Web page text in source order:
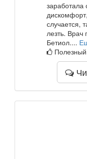
случается,
лезть. Врач
Бетиол....